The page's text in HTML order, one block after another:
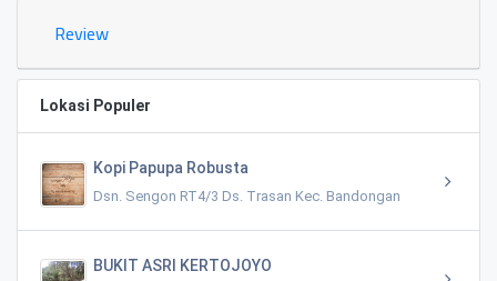
Review
Lokasi Populer
Kopi Papupa Robusta
Dsn. Sengon RT4/3 Ds. Trasan Kec. Bandongan
BUKIT ASRI KERTOJOYO